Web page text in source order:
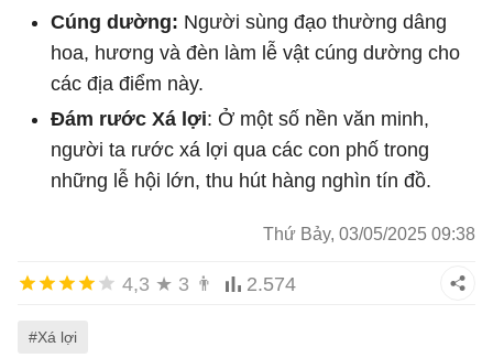
Cúng dường: Người sùng đạo thường dâng
hoa, hương và đèn làm lễ vật cúng dường cho
các địa điểm này.
Đám rước Xá lợi: Ở một số nền văn minh,
người ta rước xá lợi qua các con phố trong
những lễ hội lớn, thu hút hàng nghìn tín đồ.
Thứ Bảy, 03/05/2025 09:38
4,3 ★ 3 👨 2.574
#Xá lợi